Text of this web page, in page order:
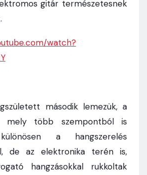
gitár természetesnek
watch?
második lemezük, a
mely több szempontból is
a hangszerelés
de az elektronika terén is,
hangzásokkal rukkoltak